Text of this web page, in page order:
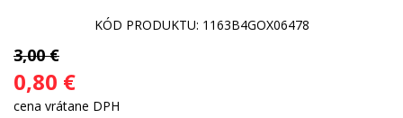
KÓD PRODUKTU: 1163B4GOX06478
3,00 €
0,80 €
cena vrátane DPH